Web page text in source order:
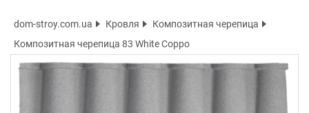
dom-stroy.com.ua Кровля
Композитная черепица
Композитная черепица 83 White Coppo